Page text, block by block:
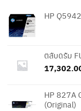
HP
ตลับดรัม
HP 827A
(Original)